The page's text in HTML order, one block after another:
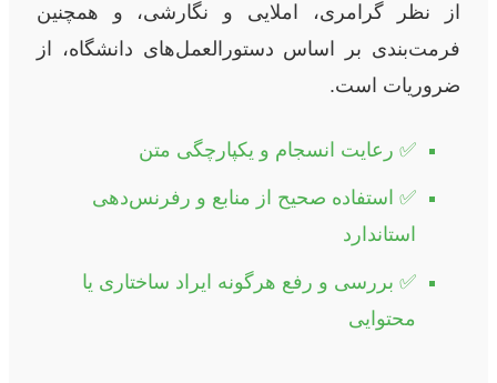
از نظر گرامری، املایی و نگارشی، و همچنین
فرمت‌بندی بر اساس دستورالعمل‌های دانشگاه، از
ضروریات است.
✅ رعایت انسجام و یکپارچگی متن
✅ استفاده صحیح از منابع و رفرنس‌دهی
استاندارد
✅ بررسی و رفع هرگونه ایراد ساختاری یا
محتوایی